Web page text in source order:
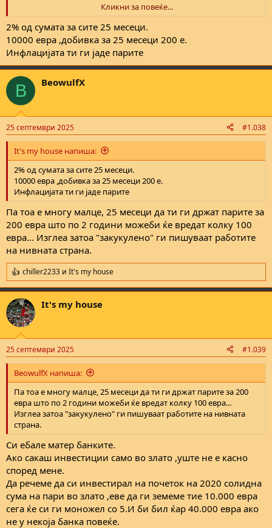
2% од сумата за 2025 (12 месеци)
+ 2% од сумата за 2026 (12 месеци)
+ (2/12) од сумата (ова е за 1 месец)
Или на крај се добива само 2% од сумата за сите 25 месеци?
Кликни за повеќе...
2% од сумата за сите 25 месеци.
10000 евра ,добивка за 25 месеци 200 е.
Инфлацијата ти ги јаде парите
B BeowulfX
25 септември 2025 #1.038
It's my house напиша:
2% од сумата за сите 25 месеци.
10000 евра ,добивка за 25 месеци 200 е.
Инфлацијата ти ги јаде парите
Па тоа е многу малце, 25 месеци да ти ги држат парите за
200 евра што по 2 години можеби ќе вредат колку 100
евра... Изглеа затоа "закукулено" ги пишуваат работите
на нивната страна.
R
e
a
c
t
i
s
:
chiller2233 и It's my house
It's my house
25 септември 2025 #1.039
BeowulfX напиша:
Па тоа е многу малце, 25 месеци да ти ги држат парите за 200
евра што по 2 години можеби ќе вредат колку 100 евра...
Изглеа затоа "закукулено" ги пишуваат работите на нивната
страна.
Си ебале матер банките.
Ако сакаш инвестиции само во злато ,уште не е касно
според мене.
Да речеме да си инвестирал на почеток на 2020 солидна
сума на пари во злато ,еве да ги земеме тие 10.000 евра
сега ќе си ги моножел со 5.И би бил ќар 40.000 евра ако
не у некоја банка повеќе.